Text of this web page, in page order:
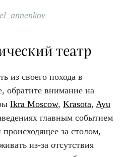
театр
из своего похода в
обратите внимание на
Ikra Moscow, Krasota, Ayu
главным событием
за столом,
из-за отсутствия